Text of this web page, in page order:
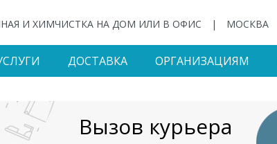
И ХИМЧИСТКА НА ДОМ ИЛИ В ОФИС | МОСКВА
ДОСТАВКА ОРГАНИЗАЦИЯМ
Вызов курьера